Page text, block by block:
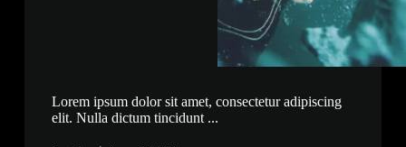
Lorem ipsum dolor sit amet, consectetur adipiscing
elit. Nulla dictum tincidunt ...